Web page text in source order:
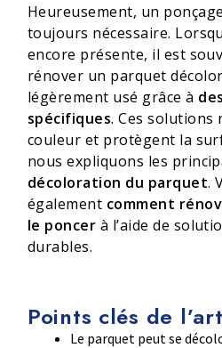
Heureusement, un
toujours nécessaire.
encore présente, il est
rénover un parquet
légèrement usé grâce à
spécifiques. Ces solutions
couleur et protègent la
nous expliquons les
décoloration du parquet.
également comment
le poncer à l’aide de
durables.
Points clés de
Le parquet peut se